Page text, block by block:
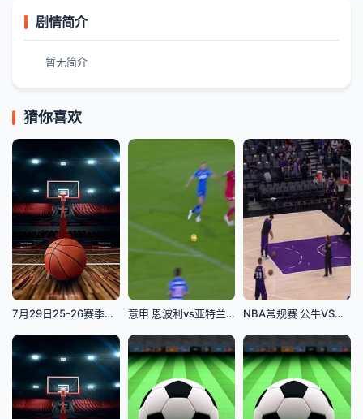
剧情简介
暂无简介
猜你喜欢
7月29日25-26赛季浙BA 诸暨98VS64越城 意甲 恩波利vs亚特兰大 (乔迁) 20231030 NBA常规赛 公牛VS国王 20250321